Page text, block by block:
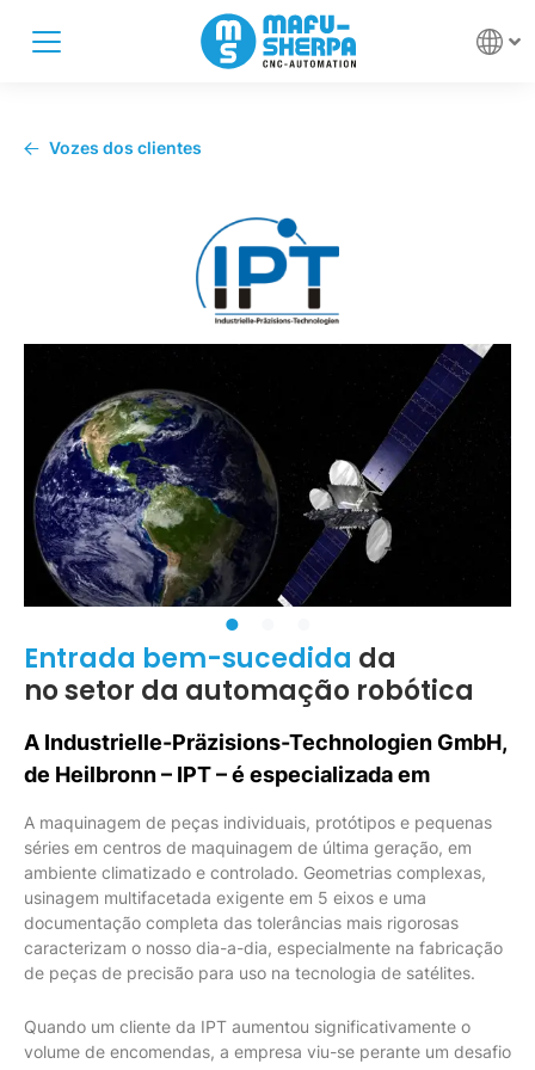
Vozes dos clientes
Entrada bem-sucedida da
no setor da automação robótica
A Industrielle-Präzisions-Technologien GmbH,
de Heilbronn – IPT – é especializada em
A maquinagem de peças individuais, protótipos e pequenas
séries em centros de maquinagem de última geração, em
ambiente climatizado e controlado. Geometrias complexas,
usinagem multifacetada exigente em 5 eixos e uma
documentação completa das tolerâncias mais rigorosas
caracterizam o nosso dia-a-dia, especialmente na fabricação
de peças de precisão para uso na tecnologia de satélites.
Quando um cliente da IPT aumentou significativamente o
volume de encomendas, a empresa viu-se perante um desafio